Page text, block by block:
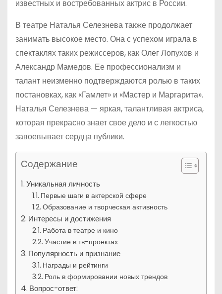
известных и востребованных актрис в России.
В театре Наталья Селезнева также продолжает
занимать высокое место. Она с успехом играла в
спектаклях таких режиссеров, как Олег Лопухов и
Александр Мамедов. Ее профессионализм и
талант неизменно подтверждаются ролью в таких
постановках, как «Гамлет» и «Мастер и Маргарита».
Наталья Селезнева — яркая, талантливая актриса,
которая прекрасно знает свое дело и с легкостью
завоевывает сердца публики.
Содержание
Уникальная личность
Первые шаги в актерской сфере
Образование и творческая активность
Интересы и достижения
Работа в театре и кино
Участие в тв-проектах
Популярность и признание
Награды и рейтинги
Роль в формировании новых трендов
Вопрос-ответ: